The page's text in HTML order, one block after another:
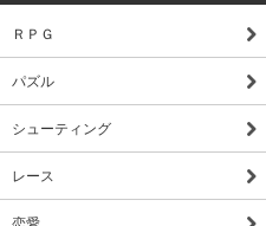
ＲＰＧ
パズル
シューティング
レース
恋愛